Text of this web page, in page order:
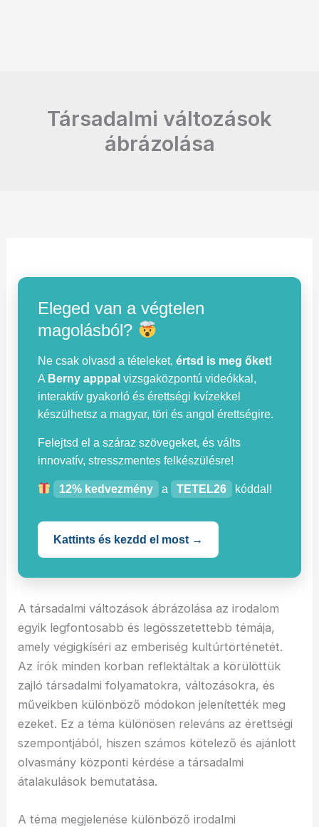
Társadalmi változások
ábrázolása
Eleged van a végtelen
magolásból?
Ne csak olvasd a tételeket,értsd is meg őket!
A Berny apppal vizsgaközpontú videókkal,
interaktív gyakorló és érettségi kvízekkel
készülhetsz a magyar, töri és angol érettségire.
Felejtsd el a száraz szövegeket, és válts
innovatív, stresszmentes felkészülésre!
12% kedvezmény a TETEL26 kóddal!
Kattints és kezdd el most →
A társadalmi változások ábrázolása az irodalom
egyik legfontosabb és legösszetettebb témája,
amely végigkíséri az emberiség kultúrtörténetét.
Az írók minden korban reflektáltak a körülöttük
zajló társadalmi folyamatokra, változásokra, és
műveikben különböző módokon jelenítették meg
ezeket. Ez a téma különösen releváns az érettségi
szempontjából, hiszen számos kötelező és ajánlott
olvasmány központi kérdése a társadalmi
átalakulások bemutatása.
A téma megjelenése különböző irodalmi